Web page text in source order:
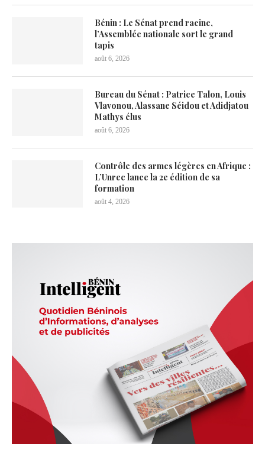
Bénin : Le Sénat prend racine,
l’Assemblée nationale sort le grand
tapis
août 6, 2026
Bureau du Sénat : Patrice Talon, Louis
Vlavonou, Alassane Séidou et Adidjatou
Mathys élus
août 6, 2026
Contrôle des armes légères en Afrique :
L’Unrec lance la 2e édition de sa
formation
août 4, 2026